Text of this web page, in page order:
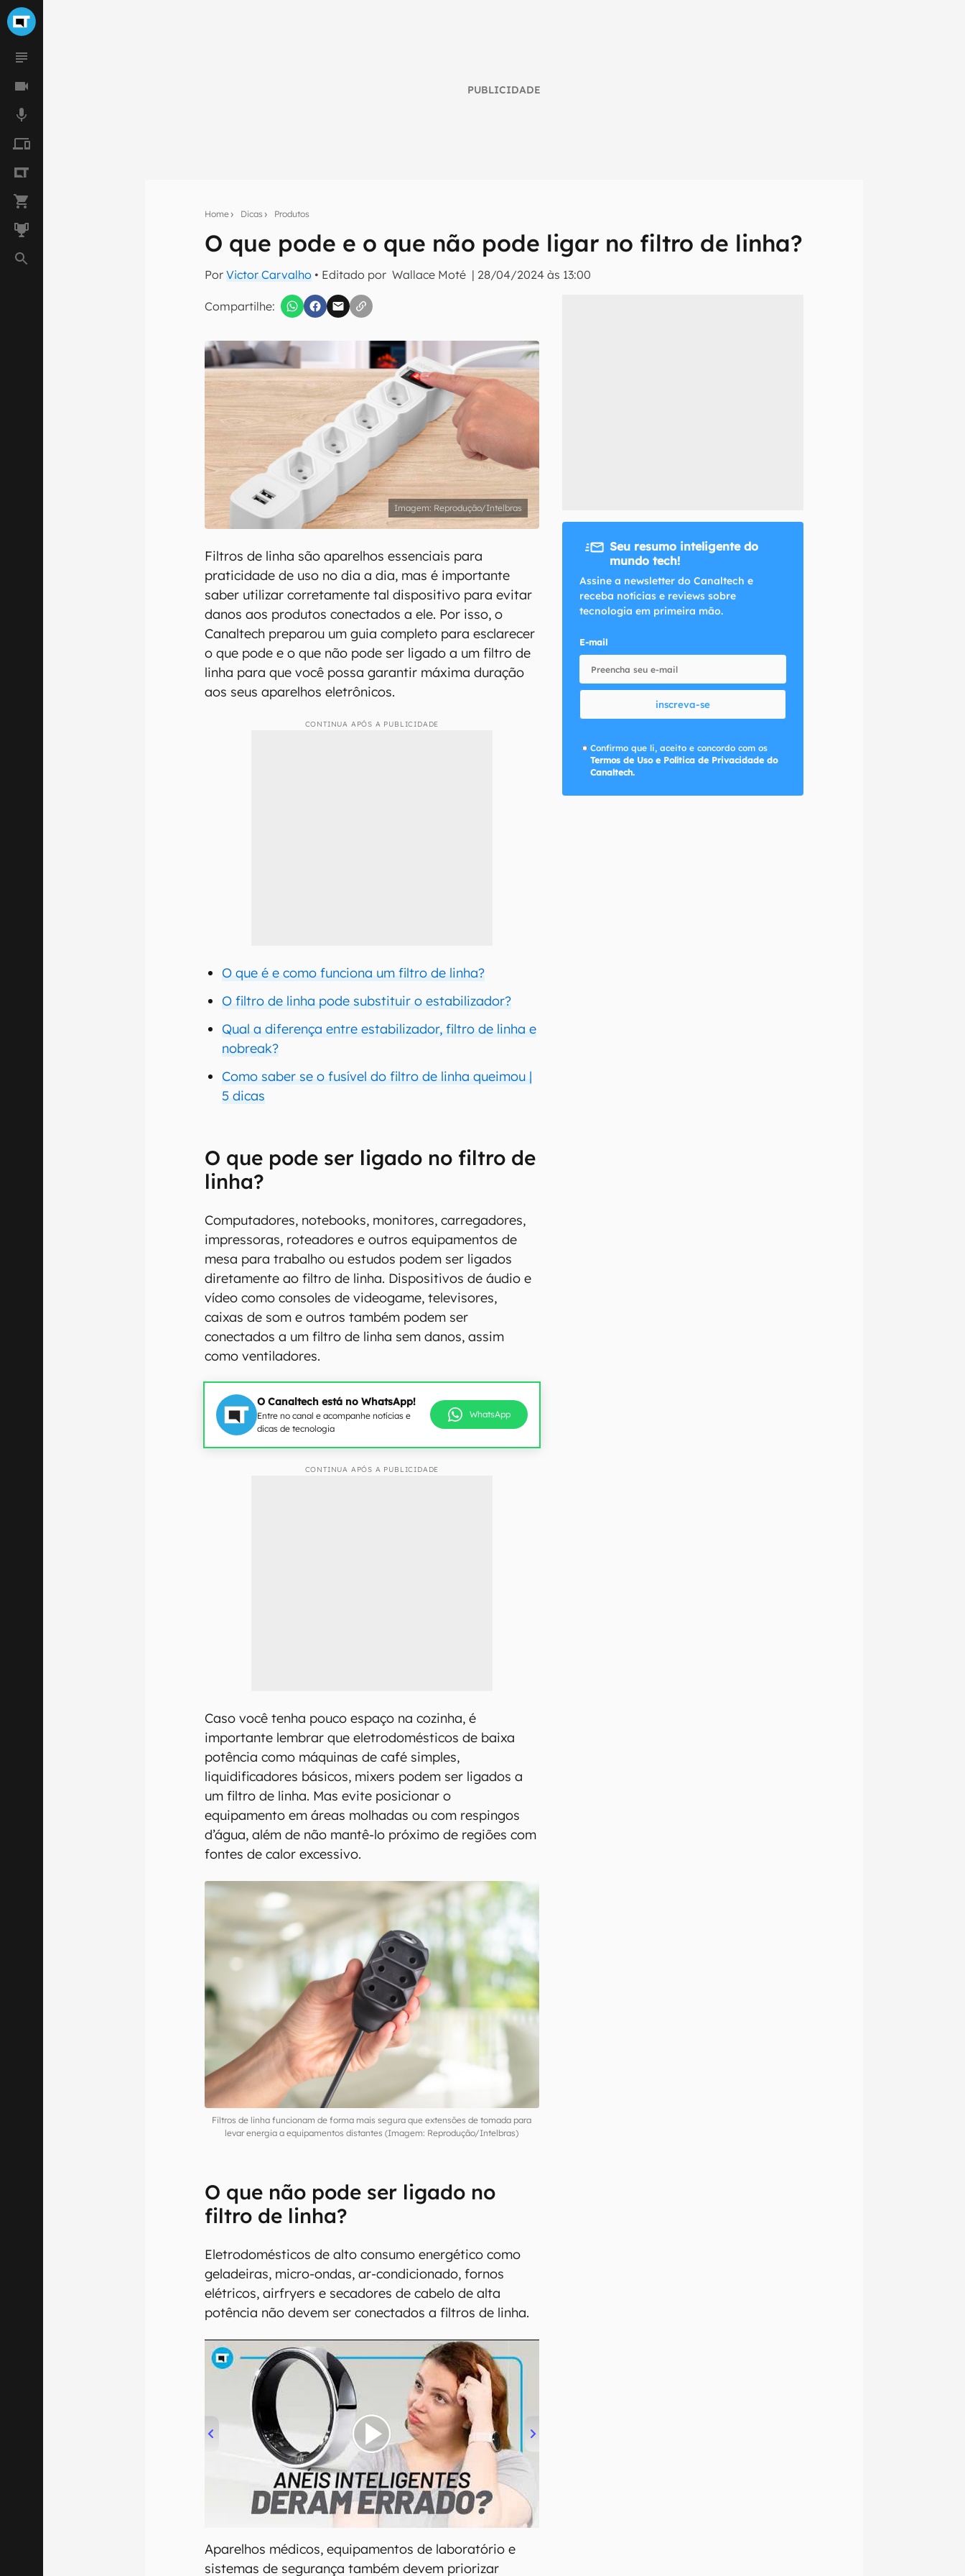
PUBLICIDADE
Home Dicas Produtos
O que pode e o que não pode ligar no filtro de linha?
PorVictor Carvalho • Editado por Wallace Moté | 28/04/2024 às 13:00
Compartilhe:
Seu resumo inteligente do mundo tech!
Assine a newsletter do Canaltech e receba notícias e reviews sobre tecnologia em primeira
inscreva-se
Confirmo que li, aceito e concordo com os Termos de Uso e Política de Privacidade do Canaltech.
Reprodução/Intelbras
Filtros de linha são aparelhos essenciais para
praticidade de uso no dia a dia, mas é importante
saber utilizar corretamente tal dispositivo para evitar
danos aos produtos conectados a ele. Por isso, o
Canaltech preparou um guia completo para esclarecer
o que pode e o que não pode ser ligado a um filtro de
linha para que você possa garantir máxima duração
aos seus aparelhos eletrônicos.
CONTINUA APÓS A PUBLICIDADE
O que é e como funciona um filtro de linha?
O filtro de linha pode substituir o estabilizador?
Qual a diferença entre estabilizador, filtro de linha e
nobreak?
Como saber se o fusível do filtro de linha queimou |
5 dicas
O que pode ser ligado no filtro de
linha?
Computadores, notebooks, monitores, carregadores,
impressoras, roteadores e outros equipamentos de
mesa para trabalho ou estudos podem ser ligados
diretamente ao filtro de linha. Dispositivos de áudio e
vídeo como consoles de videogame, televisores,
caixas de som e outros também podem ser
conectados a um filtro de linha sem danos, assim
como ventiladores.
O Canaltech está no WhatsApp!
Entre no canal e acompanhe notícias e
dicas de tecnologia
WhatsApp
CONTINUA APÓS A PUBLICIDADE
Caso você tenha pouco espaço na cozinha, é
importante lembrar que eletrodomésticos de baixa
potência como máquinas de café simples,
liquidificadores básicos, mixers podem ser ligados a
um filtro de linha. Mas evite posicionar o
equipamento em áreas molhadas ou com respingos
d’água, além de não mantê-lo próximo de regiões com
fontes de calor excessivo.
Filtros de linha funcionam de forma mais segura que extensões de tomada para
levar energia a equipamentos distantes (Imagem: Reprodução/Intelbras)
O que não pode ser ligado no
filtro de linha?
Eletrodomésticos de alto consumo energético como
geladeiras, micro-ondas, ar-condicionado, fornos
elétricos, airfryers e secadores de cabelo de alta
potência não devem ser conectados a filtros de linha.
00:00/21:11
Aparelhos médicos, equipamentos de laboratório e
sistemas de segurança também devem priorizar
Seu resumo inteligente do
mundo tech!
Assine a newsletter do Canaltech e
receba notícias e reviews sobre
tecnologia em primeira mão.
E-mail
inscreva-se
Confirmo que li, aceito e concordo com os
Termos de Uso e Política de Privacidade do
Canaltech.